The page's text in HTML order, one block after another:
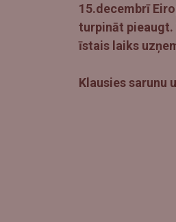
15.decembrī
turpināt pieaugt.
īstais laiks
Klausies sarunu